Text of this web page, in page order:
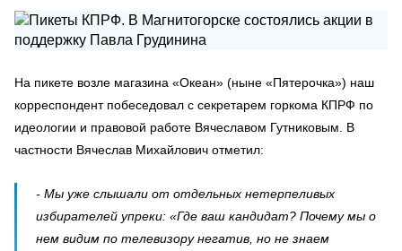
На пикете возле магазина «Океан» (ныне «Пятерочка») наш
корреспондент побеседовал с секретарем горкома КПРФ по
идеологии и правовой работе Вячеславом Гутниковым. В
частности Вячеслав Михайлович отметил:
- Мы уже слышали от отдельных нетерпеливых
избирателей упреки: «Где ваш кандидат? Почему мы о
нем видим по телевизору негатив, но не знаем